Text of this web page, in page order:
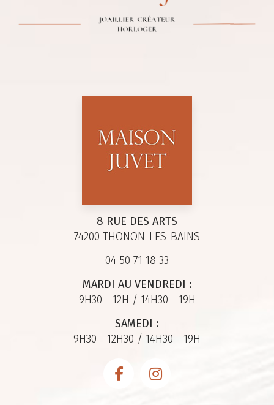
8 RUE DES ARTS
74200 THONON-LES-BAINS
04 50 71 18 33
MARDI AU VENDREDI :
9H30 - 12H / 14H30 - 19H
SAMEDI :
9H30 - 12H30 / 14H30 - 19H